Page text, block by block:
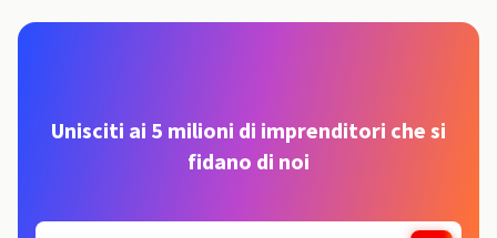
Unisciti ai 5 milioni di imprenditori che si
fidano di noi